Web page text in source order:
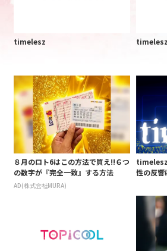
timelesz timelesz
８月のロト6はこの方法で買え!!６つ
の数字が『完全一致』する方法
AD(株式会社MURA)
timelesz
性の反響